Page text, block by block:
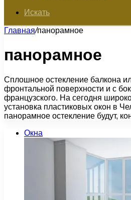
Искать
Главная/панорамное
панорамное
Сплошное остекление балкона
фронтальной поверхности и с
французского. На сегодня
установка пластиковых окон в
панорамное остекление будут,
Окна